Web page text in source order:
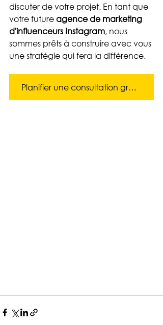
discuter de votre projet. En tant que
votre future agence de marketing
d'influenceurs Instagram, nous
sommes prêts à construire avec vous
une stratégie qui fera la différence.
Planifier une consultation gratuite